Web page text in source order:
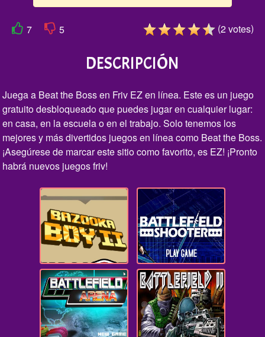
7 5 (2votes)
DESCRIPCIÓN
Juega a Beat the Boss en Friv EZ en línea. Este es un juego
gratuito desbloqueado que puedes jugar en cualquier lugar:
en casa, en la escuela o en el trabajo. Solo tenemos los
mejores y más divertidos juegos en línea como Beat the Boss.
¡Asegúrese de marcar este sitio como favorito, es EZ! ¡Pronto
habrá nuevos juegos friv!